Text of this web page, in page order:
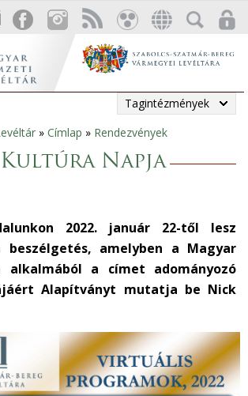
Tagintézmények
» Címlap » Rendezvények
Napja
2022. január 22-től lesz
amelyben a Magyar
alkalmából a címet adományozó
Alapítványt mutatja be Nick